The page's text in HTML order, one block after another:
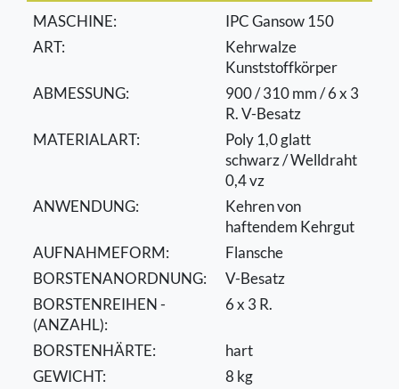
MASCHINE:
IPC Gansow 150
ART:
Kehrwalze
Kunststoffkörper
ABMESSUNG:
900 / 310 mm / 6 x 3
R. V-Besatz
MATERIALART:
Poly 1,0 glatt
schwarz / Welldraht
0,4 vz
ANWENDUNG:
Kehren von
haftendem Kehrgut
AUFNAHMEFORM:
Flansche
BORSTENANORDNUNG:
V-Besatz
BORSTENREIHEN -
(ANZAHL):
6 x 3 R.
BORSTENHÄRTE:
hart
GEWICHT:
8 kg